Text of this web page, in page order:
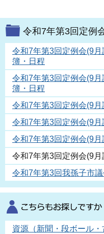
令和7年第3回定例
令和7年第3回定例会(9
簿・日程
令和7年第3回定例会(9
簿・日程
令和7年第3回定例会(9
令和7年第3回定例会(9
令和7年第3回定例会(9
令和7年第3回定例会(9
令和7年第3回我孫子市
資源（新聞・段ボール